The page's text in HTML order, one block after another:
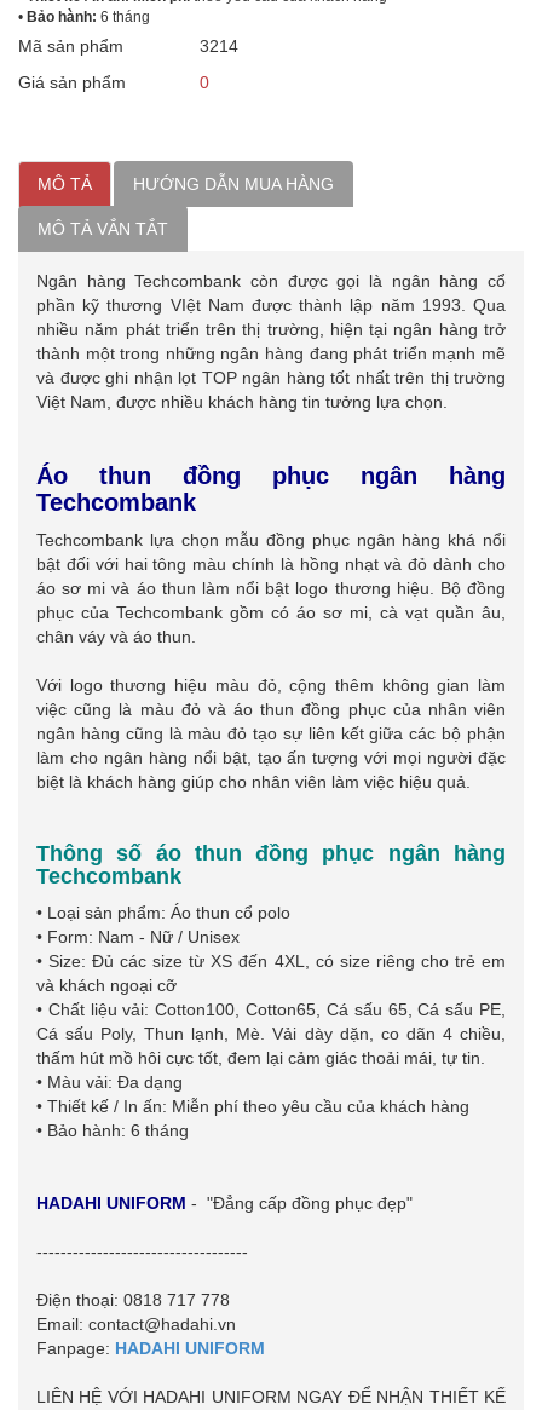
• Bảo hành: 6 tháng
Mã sản phẩm
3214
Giá sản phẩm
0
MÔ TẢ HƯỚNG DẪN MUA HÀNG
MÔ TẢ VẮN TẮT
Ngân hàng Techcombank còn được gọi là ngân hàng cổ
phần kỹ thương VIệt Nam được thành lập năm 1993. Qua
nhiều năm phát triển trên thị trường, hiện tại ngân hàng trở
thành một trong những ngân hàng đang phát triển mạnh mẽ
và được ghi nhận lọt TOP ngân hàng tốt nhất trên thị trường
Việt Nam, được nhiều khách hàng tin tưởng lựa chọn.
Áo thun đồng phục ngân hàng
Techcombank
Techcombank lựa chọn mẫu đồng phục ngân hàng khá nổi
bật đối với hai tông màu chính là hồng nhạt và đỏ dành cho
áo sơ mi và áo thun làm nổi bật logo thương hiệu. Bộ đồng
phục của Techcombank gồm có áo sơ mi, cà vạt quần âu,
chân váy và áo thun.
Với logo thương hiệu màu đỏ, cộng thêm không gian làm
việc cũng là màu đỏ và áo thun đồng phục của nhân viên
ngân hàng cũng là màu đỏ tạo sự liên kết giữa các bộ phận
làm cho ngân hàng nổi bật, tạo ấn tượng với mọi người đặc
biệt là khách hàng giúp cho nhân viên làm việc hiệu quả.
Thông số áo thun đồng phục ngân hàng
Techcombank
• Loại sản phẩm: Áo thun cổ polo
• Form: Nam - Nữ / Unisex
• Size: Đủ các size từ XS đến 4XL, có size riêng cho trẻ em
và khách ngoại cỡ
• Chất liệu vải: Cotton100, Cotton65, Cá sấu 65, Cá sấu PE,
Cá sấu Poly, Thun lạnh, Mè. Vải dày dặn, co dãn 4 chiều,
thấm hút mồ hôi cực tốt, đem lại cảm giác thoải mái, tự tin.
• Màu vải: Đa dạng
• Thiết kế / In ấn: Miễn phí theo yêu cầu của khách hàng
• Bảo hành: 6 tháng
HADAHI UNIFORM - "Đẳng cấp đồng phục đẹp"
-----------------------------------
Điện thoại: 0818 717 778
Email: contact@hadahi.vn
Fanpage: HADAHI UNIFORM
LIÊN HỆ VỚI HADAHI UNIFORM NGAY ĐỂ NHẬN THIẾT KẾ